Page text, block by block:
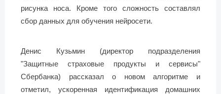
рисунка носа. Кроме того сложность составлял
сбор данных для обучения нейросети.
Денис Кузьмин (директор подразделения
"Защитные страховые продукты и сервисы"
Сбербанка) рассказал о новом алгоритме и
отметил, ускоренная идентификация домашних